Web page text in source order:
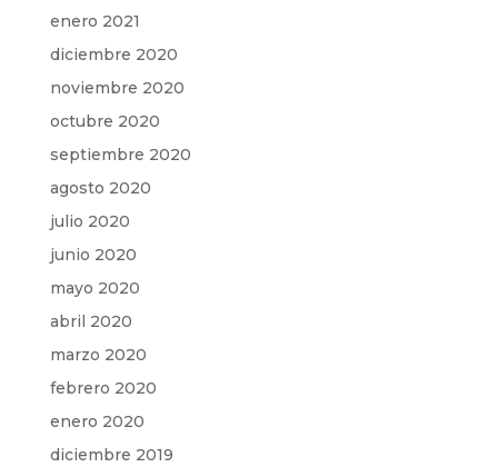
enero 2021
diciembre 2020
noviembre 2020
octubre 2020
septiembre 2020
agosto 2020
julio 2020
junio 2020
mayo 2020
abril 2020
marzo 2020
febrero 2020
enero 2020
diciembre 2019